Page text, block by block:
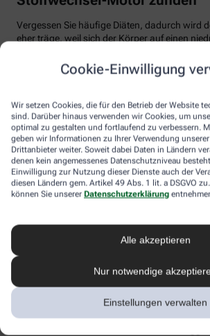
Cookie-Einwilligung
Wir setzen Cookies, die für den Betrieb der Website
sind. Darüber hinaus verwenden wir Cookies, um
optimal zu gestalten und fortlaufend zu verbessern.
geben wir Informationen zu Ihrer Verwendung
Drittanbieter weiter. Soweit dabei Daten in Ländern
denen kein angemessenes Datenschutzniveau
Einwilligung zur Nutzung dieser Dienste auch der
diesen Ländern gem. Artikel 49 Abs. 1 lit. a DSGVO
können Sie unserer Datenschutzerklärung
Alle akzeptieren
Nur notwendige
Einstellungen verwalten
Vergessen Sie häufige Diäten, dadurch wird
eher träge, weil sich der Körper auf einen
vom Speiseplan gestrichen werden. Studien
Körper bei der Verarbeitung von
Tim Hollstein rät zu einer proteinreichen
Vorerkrankungen wie Nierenleiden!). Denn
gut für den Muskelaufbau, der Körper benötigt
um Eiweiß abzubauen. Das regt den
stecken vor allem in magerem Fleisch, Fisch
wie Quark und Skyr. Auch sogenannte
wie Chilis oder Ingwer können das braune
In Bewegung kommen
Der richtige Mix macht’s
Ohne regelmäßige Bewegung purzeln die
Besonders Ausdauersport kann laut
von weißen Fettzellen in braunes Fett